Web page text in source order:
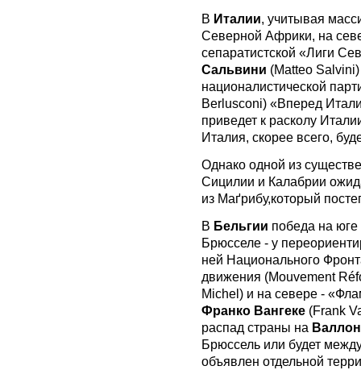
В Италии, учитывая
Северной Африки, на
сепаратистской «Лиги
Сальвини (Matteo
националистической
Berlusconi) «Вперед
приведет к расколу
Италия, скорее всего,
Однако одной из
Сицилии и Калабрии
из Маґрибу,который
В Бельгии победа на
Брюсселе - у
ней Национального
движения (Mouvement
Michel) и на севере -
Франко Вангеке (Frank
распад страны на
Брюссель или будет
объявлен отдельной